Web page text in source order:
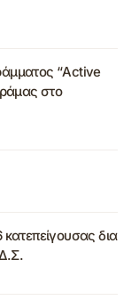
“Active
στο
δια